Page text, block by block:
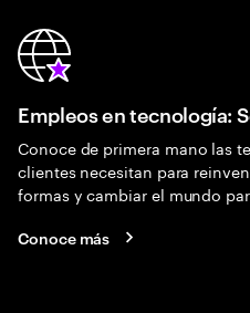
Empleos en tecnología:
Conoce de primera mano las
clientes necesitan para
formas y cambiar el mundo
Conoce más